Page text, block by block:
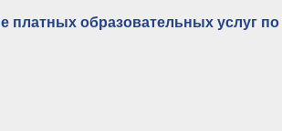
платных образовательных услуг